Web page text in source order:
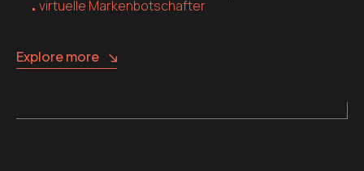
virtuelle Markenbotschafter
Explore more